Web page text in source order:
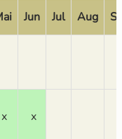
Jun Jul Aug
x x